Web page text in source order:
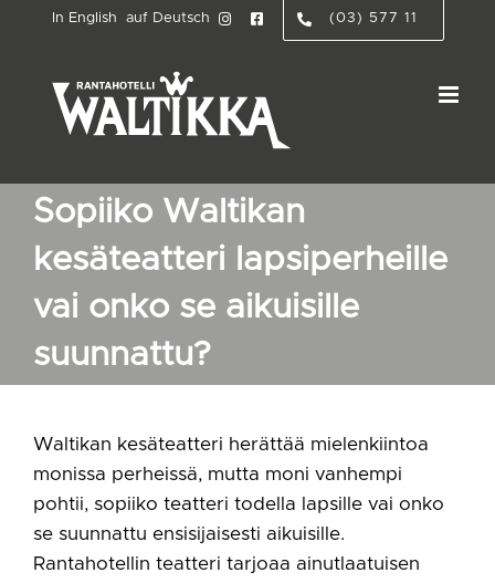
In English auf Deutsch (03) 577 11
Sopiiko Waltikan
kesäteatteri lapsiperheille
vai onko se aikuisille
suunnattu?
Waltikan kesäteatteri herättää mielenkiintoa
monissa perheissä, mutta moni vanhempi
pohtii, sopiiko teatteri todella lapsille vai onko
se suunnattu ensisijaisesti aikuisille.
Rantahotellin teatteri tarjoaa ainutlaatuisen